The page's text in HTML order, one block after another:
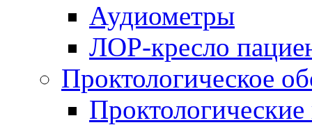
Аудиометры
ЛОР-кресло
Проктологическое